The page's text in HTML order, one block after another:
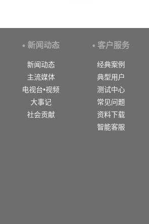
新闻动态
新闻动态
主流媒体
电视台•视频
大事记
社会贡献
客户服务
经典案例
典型用户
测试中心
常见问题
资料下载
智能客服